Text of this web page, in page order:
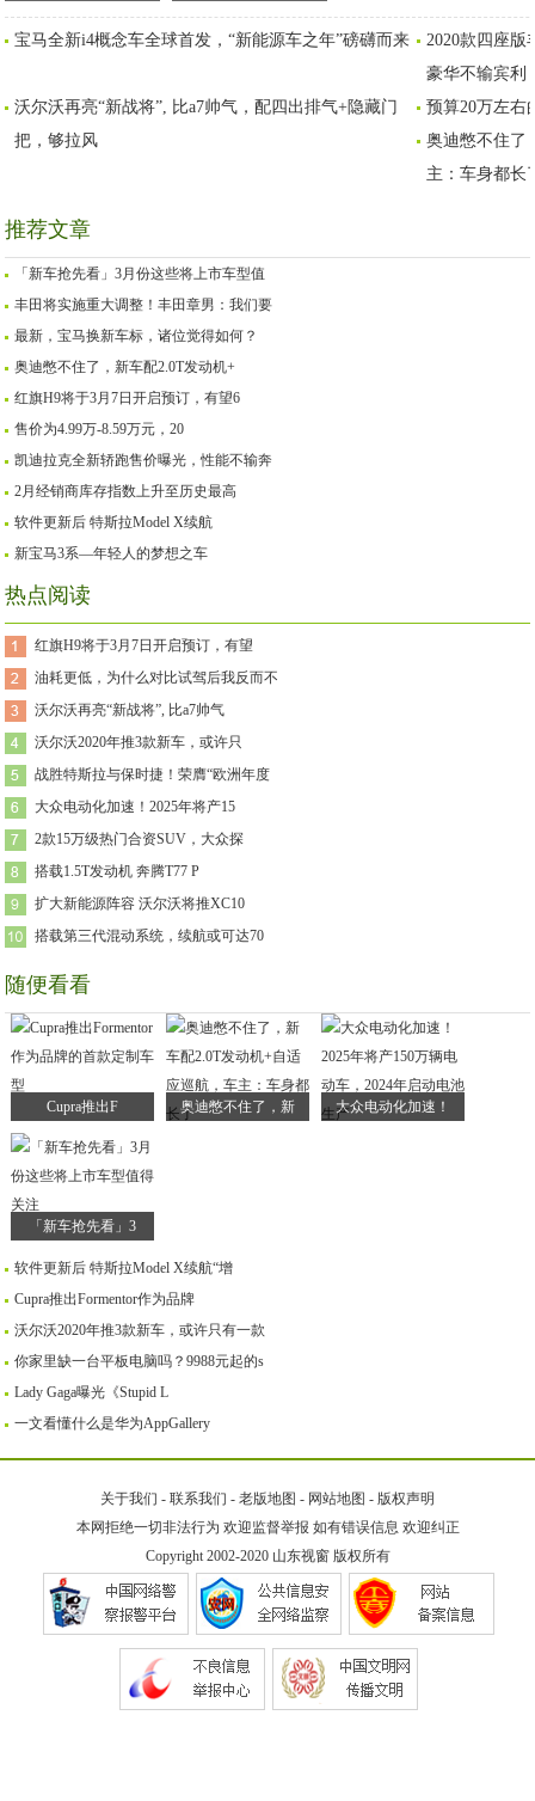
2.0T发动机+自适应巡
航，车主：车身都长了
诸位觉得如何？
宝马全新i4概念车全球首发，“新能源车之年”磅礴而来
2020款四座版
豪华不输宾利
沃尔沃再亮“新战将”, 比a7帅气，配四出排气+隐藏门
把，够拉风
预算20万左右
奥迪憋不住了
主：车身都长
推荐文章
「新车抢先看」3月份这些将上市车型值
丰田将实施重大调整！丰田章男：我们要
最新，宝马换新车标，诸位觉得如何？
奥迪憋不住了，新车配2.0T发动机+
红旗H9将于3月7日开启预订，有望6
售价为4.99万-8.59万元，20
凯迪拉克全新轿跑售价曝光，性能不输奔
2月经销商库存指数上升至历史最高
软件更新后 特斯拉Model X续航
新宝马3系—年轻人的梦想之车
热点阅读
红旗H9将于3月7日开启预订，有望
油耗更低，为什么对比试驾后我反而不
沃尔沃再亮“新战将”, 比a7帅气
沃尔沃2020年推3款新车，或许只
战胜特斯拉与保时捷！荣膺“欧洲年度
大众电动化加速！2025年将产15
2款15万级热门合资SUV，大众探
搭载1.5T发动机 奔腾T77 P
扩大新能源阵容 沃尔沃将推XC10
搭载第三代混动系统，续航或可达70
随便看看
Cupra推出F 奥迪憋不住了，新 大众电动化加速！
「新车抢先看」3
软件更新后 特斯拉Model X续航“增
Cupra推出Formentor作为品牌
沃尔沃2020年推3款新车，或许只有一款
你家里缺一台平板电脑吗？9988元起的s
Lady Gaga曝光《Stupid L
一文看懂什么是华为AppGallery
关于我们 - 联系我们 - 老版地图 - 网站地图 - 版权声明
本网拒绝一切非法行为 欢迎监督举报 如有错误信息 欢迎纠正
Copyright 2002-2020 山东视窗版权所有